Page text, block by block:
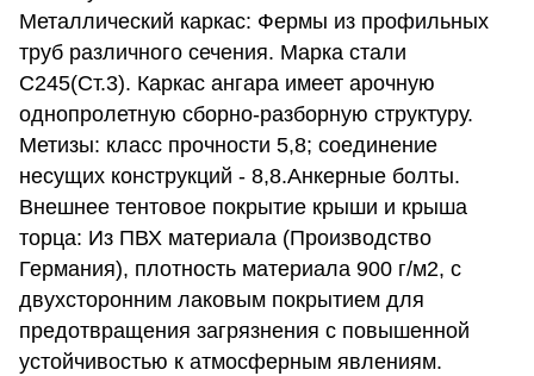
Металлический каркас: Фермы из профильных
труб различного сечения. Марка стали
С245(Ст.3). Каркас ангара имеет арочную
однопролетную сборно-разборную структуру.
Метизы: класс прочности 5,8; соединение
несущих конструкций - 8,8.Анкерные болты.
Внешнее тентовое покрытие крыши и крыша
торца: Из ПВХ материала (Производство
Германия), плотность материала 900 г/м2, с
двухсторонним лаковым покрытием для
предотвращения загрязнения с повышенной
устойчивостью к атмосферным явлениям.